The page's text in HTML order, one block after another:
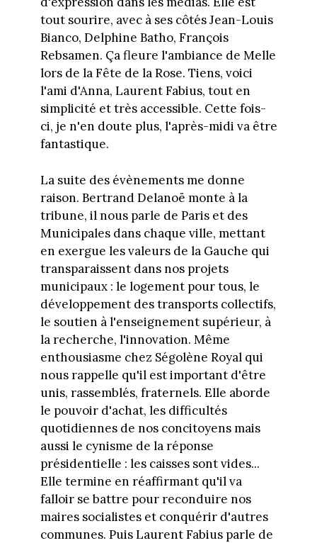
tout sourire, avec à ses côtés Jean-Louis
Bianco, Delphine Batho, François
Rebsamen. Ça fleure l'ambiance de Melle
lors de la Fête de la Rose. Tiens, voici
l'ami d'Anna, Laurent Fabius, tout en
simplicité et très accessible. Cette fois-
ci, je n'en doute plus, l'après-midi va être
fantastique.
La suite des évènements me donne
raison. Bertrand Delanoë monte à la
tribune, il nous parle de Paris et des
Municipales dans chaque ville, mettant
en exergue les valeurs de la Gauche qui
transparaissent dans nos projets
municipaux : le logement pour tous, le
développement des transports collectifs,
le soutien à l'enseignement supérieur, à
la recherche, l'innovation. Même
enthousiasme chez Ségolène Royal qui
nous rappelle qu'il est important d'être
unis, rassemblés, fraternels. Elle aborde
le pouvoir d'achat, les difficultés
quotidiennes de nos concitoyens mais
aussi le cynisme de la réponse
présidentielle : les caisses sont vides...
Elle termine en réaffirmant qu'il va
falloir se battre pour reconduire nos
maires socialistes et conquérir d'autres
communes. Puis Laurent Fabius parle de